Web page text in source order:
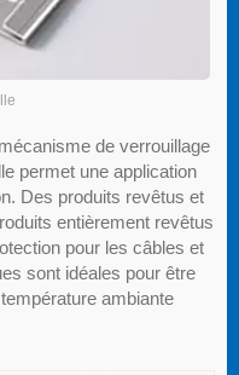
de verrouillage
permet une application
Des produits revêtus et
entièrement revêtus
pour les câbles et
sont idéales pour être
ambiante